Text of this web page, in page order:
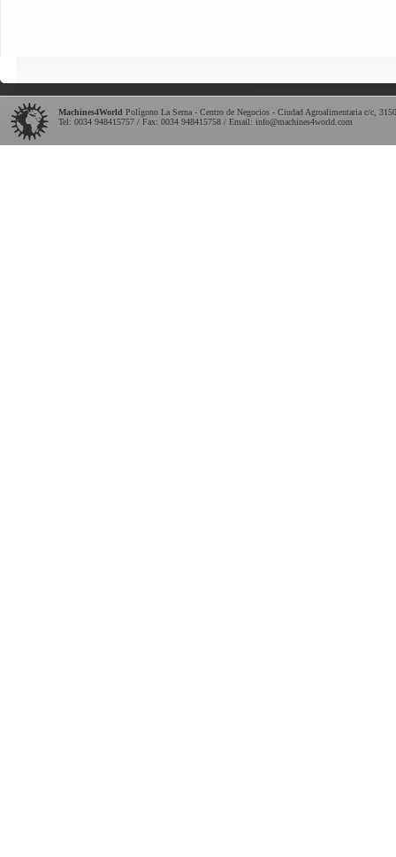
Machines4World Polígono La Serna - Centro de Negocios - Ciudad Agroalimentaria c/c
Tel: 0034 948415757 / Fax: 0034 948415758 / Email: info@machines4world.com